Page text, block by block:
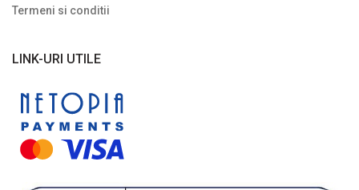
Termeni si conditii
LINK-URI UTILE